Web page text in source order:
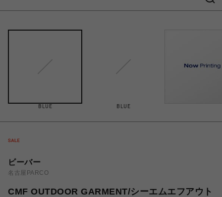
BLUE BLUE
ビーバー
名古屋PARCO
CMF OUTDOOR GARMENT/シーエムエフアウト